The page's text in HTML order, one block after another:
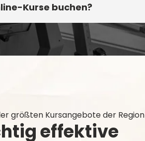
Kurse buchen?
effektive
größten Kursangebote der Region